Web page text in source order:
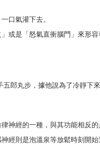
口氣灌下去。
或是「怒氣直衝腦門」來形
郎丸步，據他說為了冷靜
神經的一種，與其功能相反的
經則是泡溫泉等放鬆時刻開